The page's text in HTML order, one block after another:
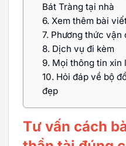
Bát Tràng tại nhà
6. Xem thêm bài
7. Phương thức vận
8. Dịch vụ đi kèm
9. Mọi thông tin xin
10. Hỏi đáp về bộ
đẹp
Tư vấn cách